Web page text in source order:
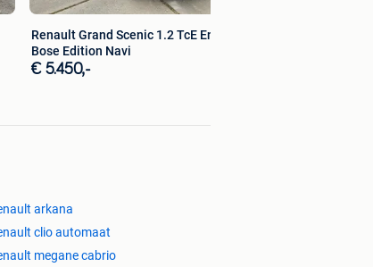
Renault Grand Scenic 1.2 TcE Energy
Bose Edition Navi
€ 5.450,-
arkana
clio automaat
megane cabrio